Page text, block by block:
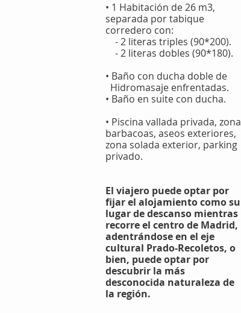
• 1 Habitación de 26 m3,
separada por tabique
corredero con:
- 2 literas triples (90*200).
- 2 literas dobles (90*180).
• Baño con ducha doble de
Hidromasaje enfrentadas.
• Baño en suite con ducha.
• Piscina vallada privada, zona
barbacoas, aseos exteriores,
zona solada exterior, parking
privado.
El viajero puede optar por
fijar el alojamiento como su
lugar de descanso mientras
recorre el centro de Madrid,
adentrándose en el eje
cultural Prado-Recoletos, o
bien, puede optar por
descubrir la más
desconocida naturaleza de
la región.